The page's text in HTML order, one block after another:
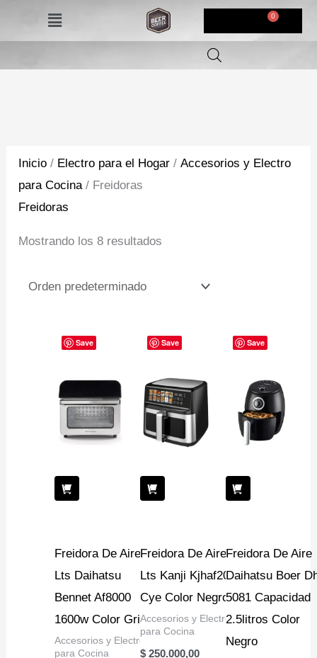
Menú
Inicio / Electro para el Hogar /Accesorios y Electro
para Cocina/ Freidoras
Freidoras
Mostrando los 8 resultados
Save
Freidora De Aire 11
Lts Daihatsu
Bennet Af8000
1600w Color Gris
Accesorios y Electro
para Cocina
Save
Freidora De Aire 12
Lts Kanji Kjhaf2001
Cye Color Negro
Accesorios y Electro
para Cocina
$ 250.000,00
Save
Freidora De Aire
Daihatsu Boer
5081 Capacidad
2.5litros Color
Negro